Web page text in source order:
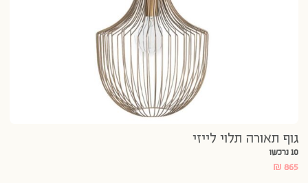
גוף תאורה תלוי לייזי
10 נרכשו
₪ 865